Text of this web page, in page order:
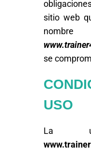
sitio web
se
USO
La